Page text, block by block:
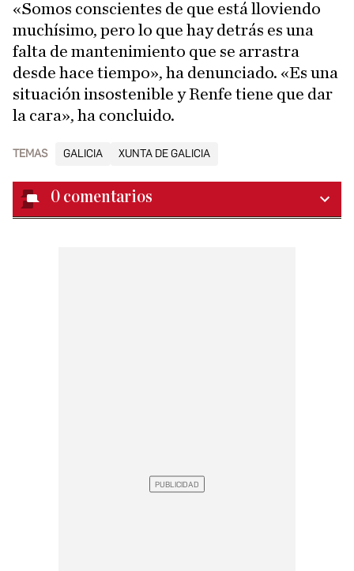
«Somos conscientes de que está lloviendo
muchísimo, pero lo que hay detrás es una
falta de mantenimiento que se arrastra
desde hace tiempo», ha denunciado. «Es una
situación insostenible y Renfe tiene que dar
la cara», ha concluido.
TEMAS GALICIA XUNTA DE GALICIA
0 comentarios